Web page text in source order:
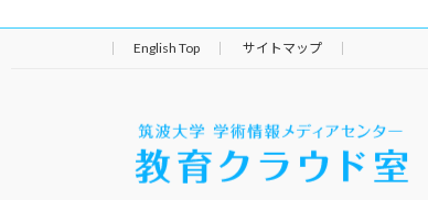
English Top サイトマップ